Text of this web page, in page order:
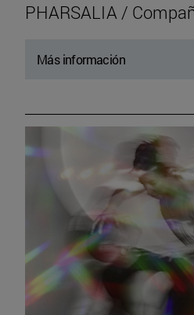
PHARSALIA /
Más información